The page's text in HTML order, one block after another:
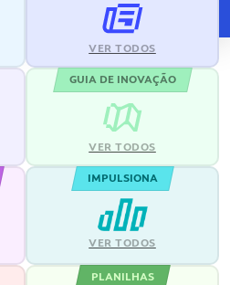
VER TODOS
GUIA DE INOVAÇÃO
VER TODOS
IMPULSIONA
VER TODOS
PLANILHAS